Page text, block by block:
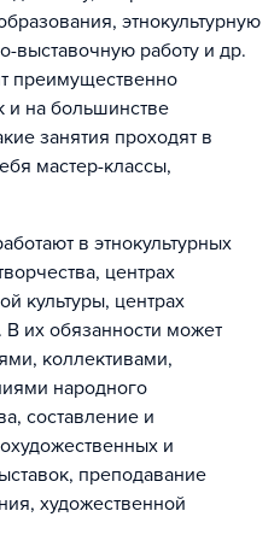
этнокультурную
выставочную работу и др.
преимущественно
и на большинстве
занятия проходят в
мастер-классы,
в этнокультурных
центрах
культуры, центрах
их обязанности может
коллективами,
народного
составление и
и
преподавание
художественной